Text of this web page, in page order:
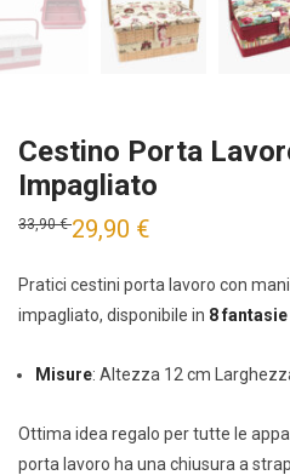
Cestino Porta
Impagliato
33,90€ 29,90 €
Pratici cestini porta lavoro con
impagliato, disponibile in 8
Misure: Altezza 12 cm
Ottima idea regalo per tutte le
porta lavoro ha una chiusura a